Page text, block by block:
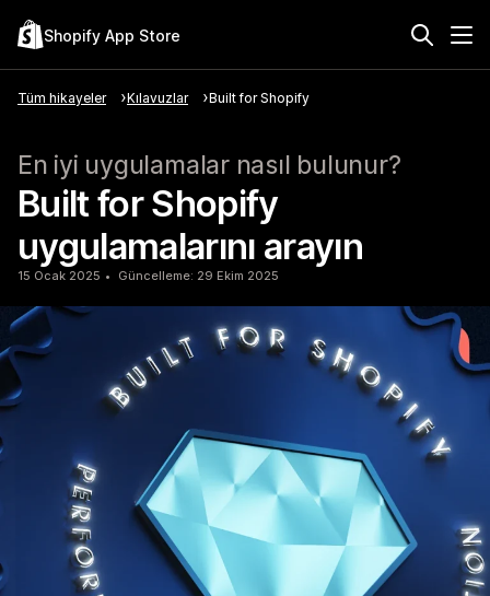
Shopify App Store
Tüm hikayeler Kılavuzlar Built for Shopify
En iyi uygulamalar nasıl bulunur?
Built for Shopify
uygulamalarını arayın
15 Ocak 2025 Güncelleme: 29 Ekim 2025